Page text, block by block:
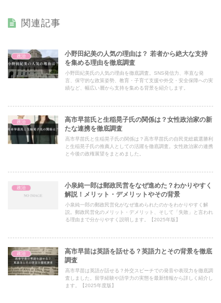
関連記事
政治
小野田紀美の人気の理由は？ 若者から絶大な支持
を集める理由を徹底調査
小野田紀美氏の人気の理由を徹底調査。SNS発信力、率直な発
言、保守的な政策姿勢、教育・子育て支援や外交・安全保障への実
績など、幅広い層から支持を集める背景を紹介します。
政治
高市早苗氏と生稲晃子氏の関係は？女性政治家の新
たな連携を徹底調査
高市早苗氏と生稲晃子氏の関係は？高市早苗氏の自民党総裁選勝利
と生稲晃子氏の推薦人としての活躍を徹底調査。女性政治家の連携
と今後の政権展望をまとめました。
政治
小泉純一郎は郵政民営をなぜ進めた？わかりやすく
解説！メリット・デメリットやその背景
小泉純一郎の郵政民営化がなぜ進められたのかをわかりやすく解
説。郵政民営化のメリット・デメリット、そして「失敗」と言われ
る理由まで分かりやすく説明します。【2025年版】
政治
高市早苗は英語を話せる？英語力とその背景を徹底
調査
高市早苗は英語が話せる？外交スピーチでの発音や表現力を徹底調
査しました。留学経験や語学力の実態を最新情報から詳しく紹介し
ます。【2025年度版】